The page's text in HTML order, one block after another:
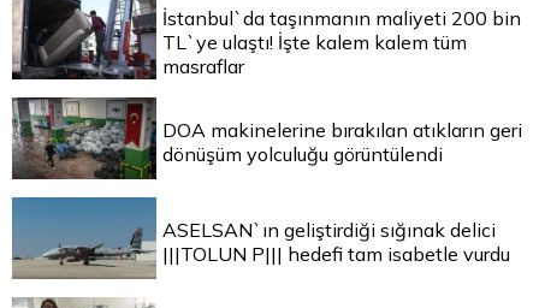
İstanbul`da taşınmanın maliyeti 200 bin
TL`ye ulaştı! İşte kalem kalem tüm
masraflar
DOA makinelerine bırakılan atıkların geri
dönüşüm yolculuğu görüntülendi
ASELSAN`ın geliştirdiği sığınak delici
|||TOLUN P||| hedefi tam isabetle vurdu